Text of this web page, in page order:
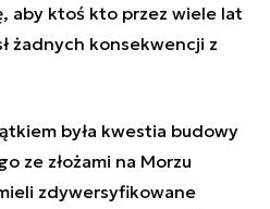
aby ktoś kto przez wiele lat
żadnych konsekwencji z
była kwestia budowy
ze złożami na Morzu
zdywersyfikowane